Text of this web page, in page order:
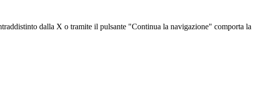
dalla X o tramite il pulsante "Continua la navigazione" comporta la